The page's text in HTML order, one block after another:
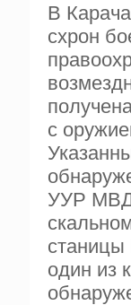
В
схрон
с
УУР
станицы
один из